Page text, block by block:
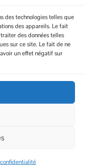
des technologies telles que
des appareils. Le fait
des données telles
sur ce site. Le fait de ne
un effet négatif sur